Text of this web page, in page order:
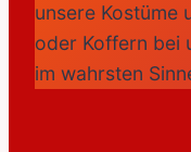
unsere Kostüme
oder Koffern bei
im wahrsten